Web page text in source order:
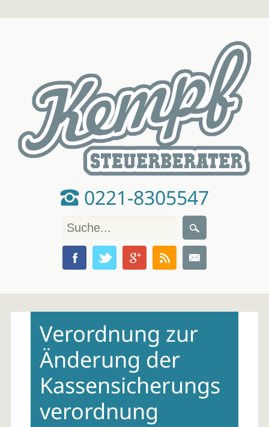
0221-8305547
contentVerordnung zur
Änderung der
Kassensicherungs
verordnung